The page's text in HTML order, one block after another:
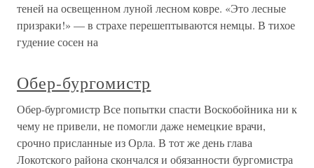
теней на освещенном луной лесном ковре. «Это лесные
призраки!» — в страхе перешептываются немцы. В тихое
гудение сосен на
Обер-бургомистр
Обер-бургомистр Все попытки спасти Воскобойника ни к
чему не привели, не помогли даже немецкие врачи,
срочно присланные из Орла. В тот же день глава
Локотского района скончался и обязанности бургомистра